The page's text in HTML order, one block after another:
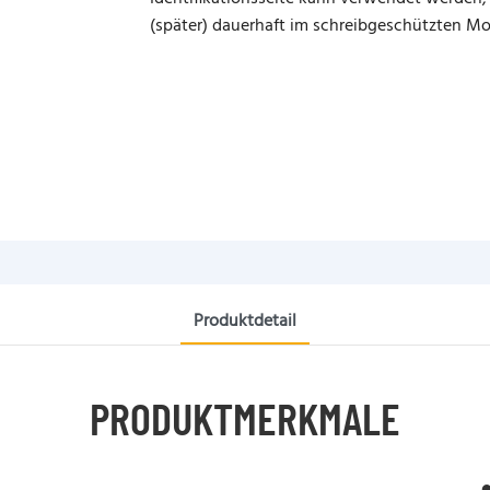
(später) dauerhaft im schreibgeschützten
Produktdetail
PRODUKTMERKMALE